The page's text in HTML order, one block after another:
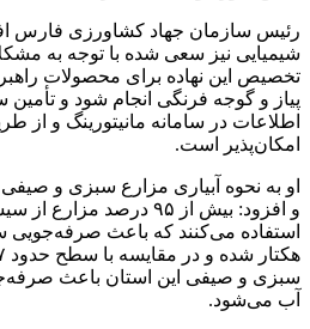
رئیس سازمان جهاد کشاورزی فارس
شیمیایی نیز سعی شده با توجه به
تخصیص این نهاده برای محصولات
پیاز و گوجه فرنگی انجام شود و
اطلاعات در سامانه مانیتورینگ و از
امکان‌پذیر است.
او به نحوه آبیاری مزارع سبزی و
و افزود: بیش از ۹۵ درصد
استفاده می‌کنند که باعث
آب می‌شود.